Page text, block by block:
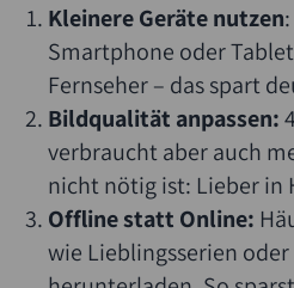
Kleinere Geräte nutzen
Smartphone oder
Fernseher – das spart
Bildqualität anpassen:
verbraucht aber auch
nicht nötig ist: Lieber in
Offline statt Online:
wie Lieblingsserien